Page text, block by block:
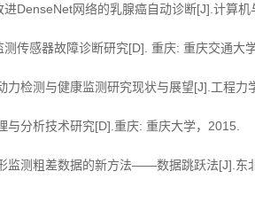
DenseNet网络的乳腺癌自动诊断[J].计算
传感器故障诊断研究[D]. 重庆: 重庆交通大
检测与健康监测研究现状与展望[J].工程力
与分析技术研究[D].重庆: 重庆大学，2015.
监测粗差数据的新方法——数据跳跃法[J].东